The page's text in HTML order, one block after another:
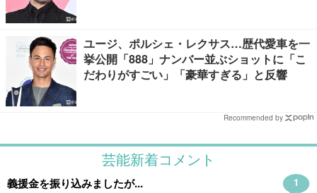
ユージ、ポルシェ・レクサス…歴代愛車を一
挙公開「888」ナンバー並ぶショットに「こ
だわりがすごい」「豪華すぎる」と反響
Recommended by